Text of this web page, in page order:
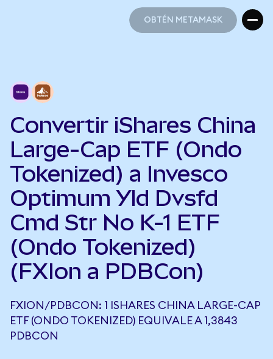
OBTÉN METAMASK
Convertir iShares China
Large-Cap ETF (Ondo
Tokenized) a Invesco
Optimum Yld Dvsfd
Cmd Str No K-1 ETF
(Ondo Tokenized)
(FXIon a PDBCon)
FXION/PDBCON: 1 ISHARES CHINA LARGE-CAP
ETF (ONDO TOKENIZED) EQUIVALE A 1,3843
PDBCON